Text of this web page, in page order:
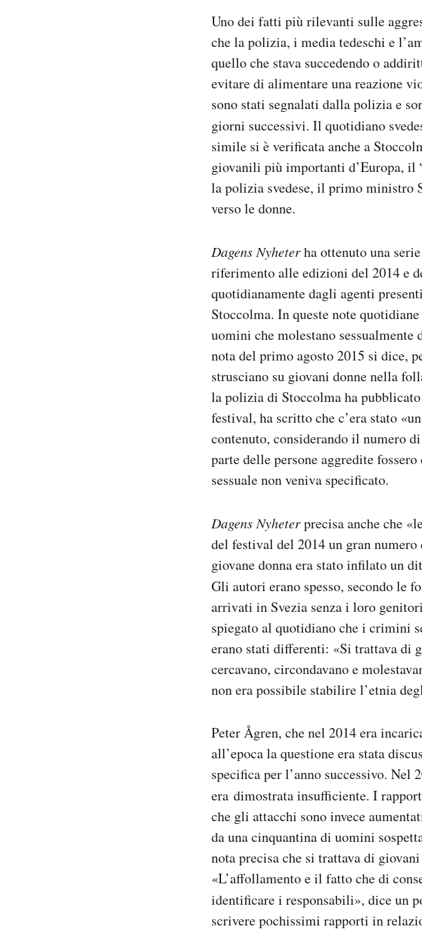
Uno dei fatti più rilevanti sulle
che la polizia, i media tedeschi e
quello che stava succedendo o
evitare di alimentare una reazione
sono stati segnalati dalla polizia e
giorni successivi. Il quotidiano
simile si è verificata anche a
giovanili più importanti d’Europa, il
la polizia svedese, il primo ministro
verso le donne.
Dagens Nyheterha ottenuto una
riferimento alle edizioni del 2014 e
quotidianamente dagli agenti
Stoccolma. In queste note
uomini che molestano
nota del primo agosto 2015 si dice,
strusciano su giovani donne nella
la polizia di Stoccolma ha
festival, ha scritto che c’era stato
contenuto, considerando il numero
parte delle persone aggredite
sessuale non veniva specificato.
Dagens Nyheterprecisa anche che
del festival del 2014 un gran
giovane donna era stato infilato un
Gli autori erano spesso, secondo le
arrivati in Svezia senza i loro
spiegato al quotidiano che i crimini
erano stati differenti: «Si trattava di
cercavano, circondavano e
non era possibile stabilire l’etnia
Peter Ågren, che nel 2014 era
all’epoca la questione era stata
specifica per l’anno successivo. Nel
era dimostrata insufficiente. I
che gli attacchi sono invece
da una cinquantina di uomini
nota precisa che si trattava di
«L’affollamento e il fatto che di
identificare i responsabili», dice un
scrivere pochissimi rapporti in